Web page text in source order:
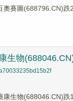
賽圖(688796.CN)
生物
生物(688046.CN)